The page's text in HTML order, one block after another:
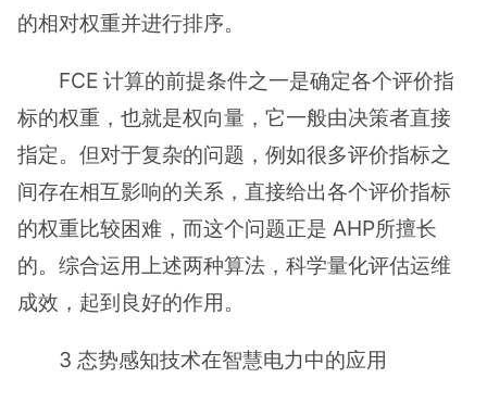
的相对权重并进行排序。
FCE 计算的前提条件之一是确定各个评价指
标的权重，也就是权向量，它一般由决策者直接
指定。但对于复杂的问题，例如很多评价指标之
间存在相互影响的关系，直接给出各个评价指标
的权重比较困难，而这个问题正是 AHP所擅长
的。综合运用上述两种算法，科学量化评估运维
成效，起到良好的作用。
3 态势感知技术在智慧电力中的应用